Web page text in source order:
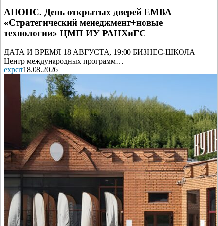
АНОНС. День открытых дверей ЕМВА
«Стратегический менеджмент+новые
технологии» ЦМП ИУ РАНХиГС
ДАТА И ВРЕМЯ 18 АВГУСТА, 19:00 БИЗНЕС-ШКОЛА
Центр международных программ…
expert18.08.2026